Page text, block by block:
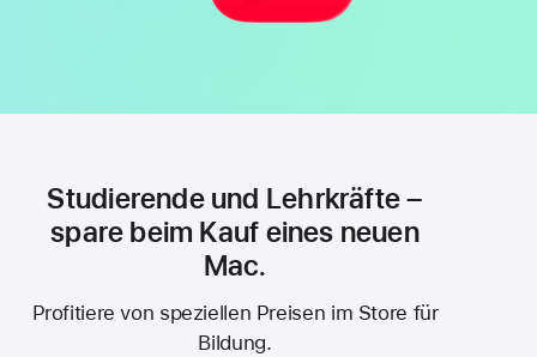
Studierende und Lehrkräfte –
spare beim Kauf eines neuen
Mac.
Profitiere von speziellen Preisen im Store für
Bildung.